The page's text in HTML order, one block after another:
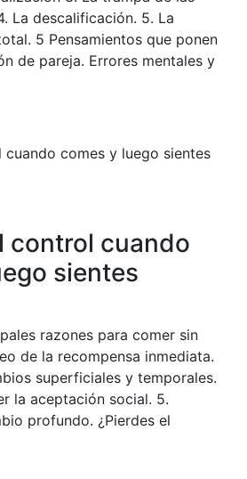
La descalificación. 5. La
5 Pensamientos que ponen
de pareja. Errores mentales y
control cuando
sientes
razones para comer sin
de la recompensa inmediata.
superficiales y temporales.
la aceptación social. 5.
profundo. ¿Pierdes el